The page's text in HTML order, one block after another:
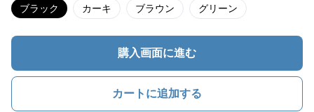
ブラック カーキ ブラウン グリーン
購入画面に進む
カートに追加する